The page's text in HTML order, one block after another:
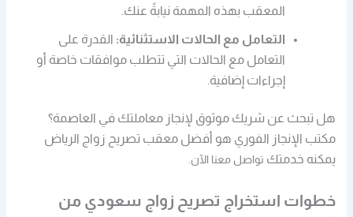
المعقب بهذه المهمة نيابةً عنك.
التعامل مع الحالات الاستثنائية: القدرة على
التعامل مع الحالات التي تتطلب موافقات خاصة أو
إجراءات إضافية.
هل تبحث عن شريك موثوق لإنجاز معاملتك في العاصمة؟
مكتب الإنجاز الفوري هو أفضل معقب تصريح زواج الرياض
يمكنه خدمتك تواصل معنا الآن.
خطوات استخراج تصريح زواج سعودي من